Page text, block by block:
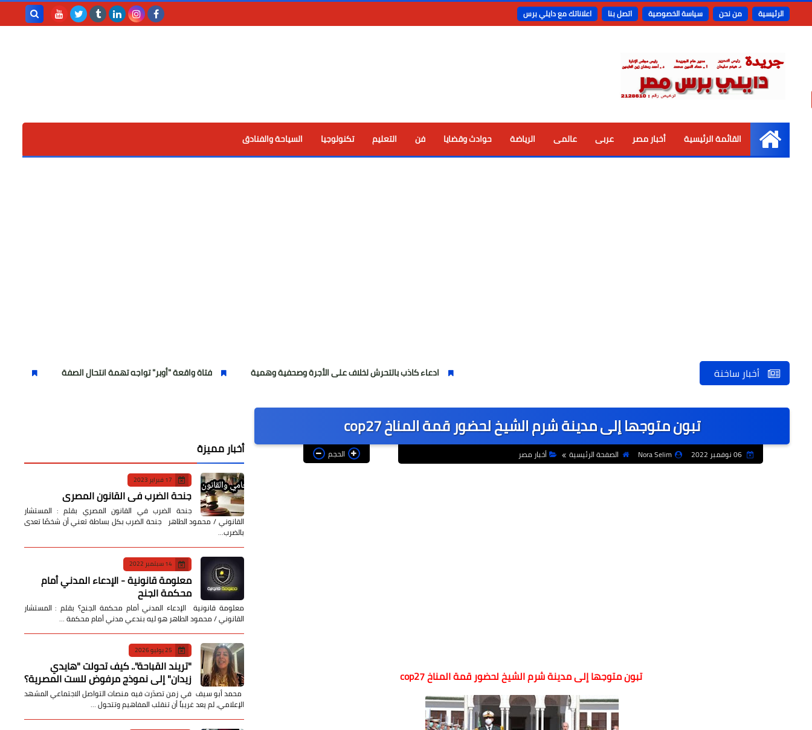
الرئيسية من نحن سياسة الخصوصية اتصل بنا اعلاناتك مع دايلي برس
الرئيسية
القائمة الرئيسية أخبار مصر عربى عالمى الرياضة حوادث وقضايا فن التعليم تكنولوجيا السياحة والفنادق
أخبار ساخنة ادعاء كاذب بالتحرش لخلاف على الأجرة وصحفية وهمية فتاة واقعة "أوبر" تواجه تهمة انتحال الصفة انطلاق الموسم
تبون متوجها إلى مدينة شرم الشيخ لحضور قمة المناخ cop27
06 نوفمبر 2022 Nora Selim الصفحة الرئيسية أخبار مصر الحجم
تبون متوجها إلى مدينة شرم الشيخ لحضور قمة المناخ cop27
أخبار مميزة
17 فبراير 2023
جنحة الضرب في القانون المصري
جنحة الضرب في القانون المصري بقلم : المستشار
القانوني / محمود الطاهر جنحة الضرب بكل بساطة تعني أن شخصًا تعدى
بالضرب…
14 سبتمبر 2022
معلومة قانونية - الإدعاء المدني أمام
محكمة الجنح
معلومة قانونية الإدعاء المدني أمام محكمة الجنح؟ بقلم : المستشار
القانوني / محمود الطاهر هو ليه بندعي مدني أمام محكمة …
25 يوليو 2026
​"تريند القباحة".. كيف تحولت "هايدي
زيدان" إلى نموذج مرفوض للست المصرية؟
​ محمد أبو سيف ​في زمن تصدّرت فيه منصات التواصل الاجتماعي المشهد
الإعلامي، لم يعد غريباً أن تنقلب المفاهيم وتتحول …